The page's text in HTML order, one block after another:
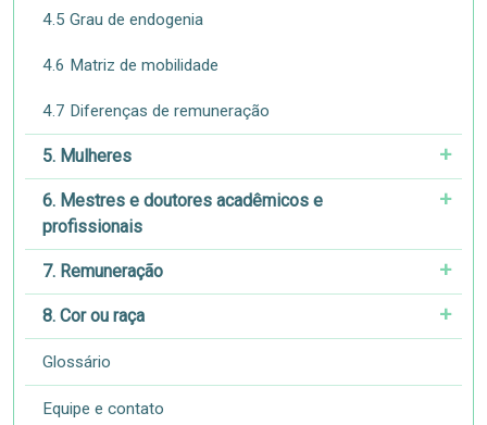
4.5 Grau de endogenia
4.6 Matriz de mobilidade
4.7 Diferenças de remuneração
5. Mulheres
6. Mestres e doutores acadêmicos e
profissionais
7. Remuneração
8. Cor ou raça
Glossário
Equipe e contato